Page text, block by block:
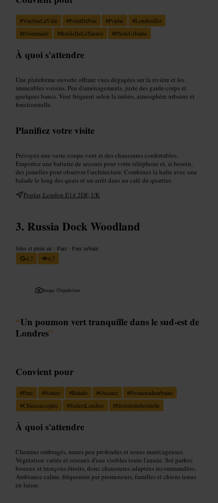
#VueSurLaVille #PointDeVue #Poplar #LondresEst
#Promenade #BordsDeLaTamise #PhotoUrbaine
À quoi s'attendre
Une plateforme ouverte offrant vues dégagées sur la rivière et les
immeubles voisins. Peu d'aménagements, juste des garde-corps et
quelques bancs. Vent fréquent selon la météo, atmosphère urbaine et
fonctionnelle.
Planifiez votre visite
Prévoyez une veste coupe-vent et des chaussures confortables.
Emportez une batterie de secours pour votre téléphone et, si besoin,
des jumelles pour observer l'architecture. Combinez la halte avec une
balade le long des quais et un arrêt dans un café du quartier.
Poplar, London E14 2DF, UK
Russia Dock Woodland
Sites et plein air • Parc • Parc urbain
4,7
4,7
Image /Tripadvisor
“Un poumon vert tranquille dans le sud-est de
Londres”
Convient pour
#Parc #Nature #Balade #Oiseaux #Promenadeurbaine
#Chiensacceptés #SudestLondres #Histoireindustrielle
À quoi s'attendre
Chemins ombragés, mares peu profondes et zones marécageuses.
Végétation variée et oiseaux d'eau visibles toute l'année. Sol parfois
boueux et tronçons étroits, donc chaussures adaptées recommandées.
Ambiance calme, fréquentée par promeneurs, familles et chiens tenus
en laisse.